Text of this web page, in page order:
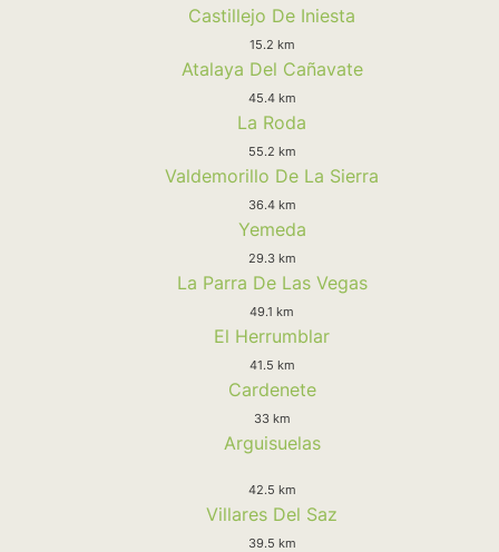
Castillejo De Iniesta
15.2 km
Atalaya Del Cañavate
45.4 km
La Roda
55.2 km
Valdemorillo De La Sierra
36.4 km
Yemeda
29.3 km
La Parra De Las Vegas
49.1 km
El Herrumblar
41.5 km
Cardenete
33 km
Arguisuelas
42.5 km
Villares Del Saz
39.5 km